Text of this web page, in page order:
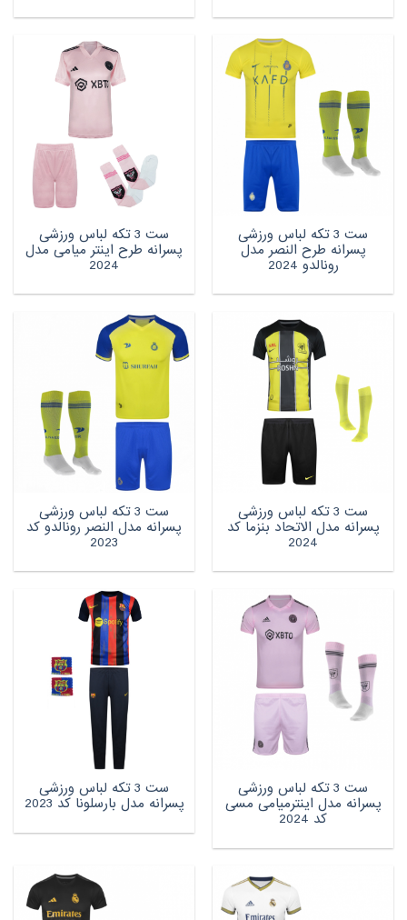
ست 3 تکه لباس ورزشی
پسرانه طرح النصر مدل
رونالدو 2024
ست 3 تکه لباس ورزشی
پسرانه طرح اینتر میامی مدل
2024
ست 3 تکه لباس ورزشی
پسرانه مدل الاتحاد بنزما کد
2024
ست 3 تکه لباس ورزشی
پسرانه مدل النصر رونالدو کد
2023
ست 3 تکه لباس ورزشی
پسرانه مدل اینترمیامی مسی
کد 2024
ست 3 تکه لباس ورزشی
پسرانه مدل بارسلونا کد 2023